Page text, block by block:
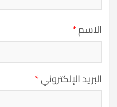
الاسم*
البريد الإلكتروني*